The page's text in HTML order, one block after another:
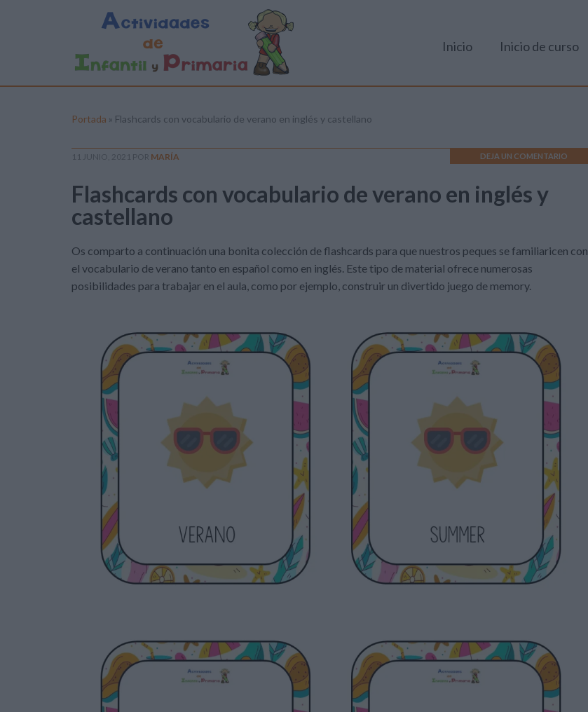
Inicio Inicio de curso
Portada » Flashcards con vocabulario de verano en inglés y castellano
11 JUNIO, 2021 POR MARÍA DEJA UN COMENTARIO
Flashcards con vocabulario de verano en inglés y
castellano
Os comparto a continuación una bonita colección de flashcards para que nuestros peques se familiaricen con
el vocabulario de verano tanto en español como en inglés. Este tipo de material ofrece numerosas
posibilidades para trabajar en el aula, como por ejemplo, construir un divertido juego de memory.